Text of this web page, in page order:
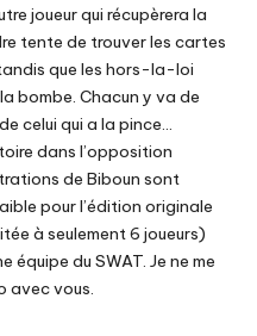
joueur qui récupèrera la
tente de trouver les cartes
que les hors-la-loi
bombe. Chacun y va de
celui qui a la pince…
dans l’opposition
de Biboun sont
pour l’édition originale
à seulement 6 joueurs)
du SWAT. Je ne me
avec vous.